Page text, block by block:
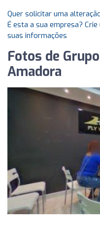
Quer solicitar uma
É esta a sua empresa?
suas informações
Fotos de
Amadora